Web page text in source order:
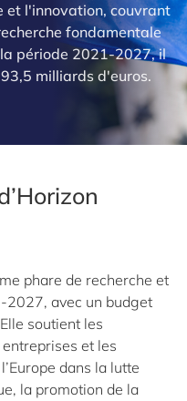
et l'innovation, couvrant
fondamentale
période 2021-2027, il
milliards d'euros.
phare de recherche et
2027, avec un budget
soutient les
et les
dans la lutte
la promotion de la